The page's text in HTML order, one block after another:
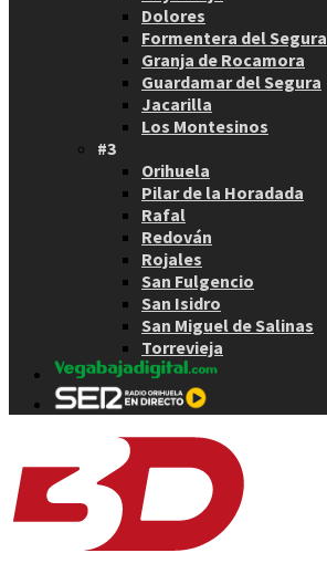
Dolores
Formentera del Segura
Granja de Rocamora
Guardamar del Segura
Jacarilla
Los Montesinos
#3
Orihuela
Pilar de la Horadada
Rafal
Redován
Rojales
San Fulgencio
San Isidro
San Miguel de Salinas
Torrevieja